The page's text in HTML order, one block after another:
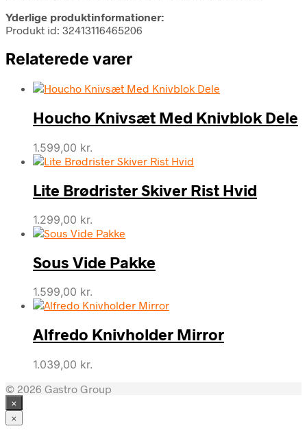
Yderlige produktinformationer:
Produkt id: 32413116465206
Relaterede varer
Houcho Knivsæt Med Knivblok Dele
1.599,00 kr.
Lite Brødrister Skiver Rist Hvid
1.299,00 kr.
Sous Vide Pakke
1.599,00 kr.
Alfredo Knivholder Mirror
1.039,00 kr.
© 2026 Gastro Group
×
×